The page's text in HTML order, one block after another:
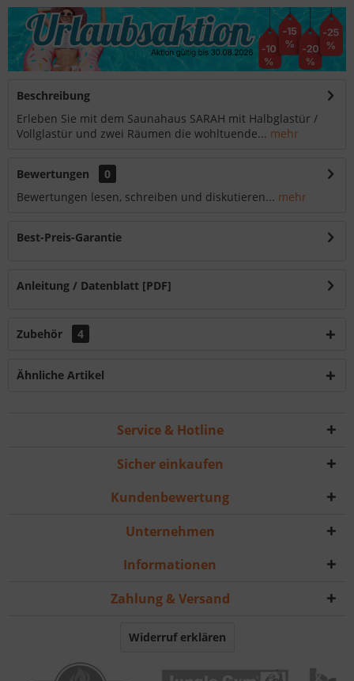
Beschreibung
Erleben Sie mit dem Saunahaus SARAH mit Halbglastür /
Vollglastür und zwei Räumen die wohltuende... mehr
Bewertungen
0
Bewertungen lesen, schreiben und diskutieren... mehr
Best-Preis-Garantie
Anleitung / Datenblatt [PDF]
Zubehör 4
Ähnliche Artikel
Service & Hotline
Sicher einkaufen
Kundenbewertung
Unternehmen
Informationen
Zahlung & Versand
Widerruf erklären